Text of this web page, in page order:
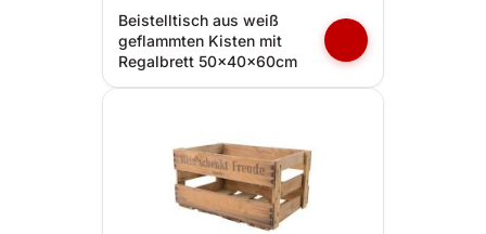
Beistelltisch aus weiß
geflammten Kisten mit
Regalbrett 50x40x60cm